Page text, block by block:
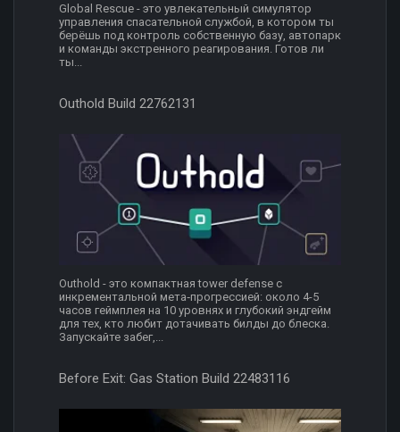
Global Rescue - это увлекательный симулятор
управления спасательной службой, в котором ты
берёшь под контроль собственную базу, автопарк
и команды экстренного реагирования. Готов ли
ты...
Outhold Build 22762131
Outhold - это компактная tower defense с
инкрементальной мета‑прогрессией: около 4-5
часов геймплея на 10 уровнях и глубокий эндгейм
для тех, кто любит дотачивать билды до блеска.
Запускайте забег,...
Before Exit: Gas Station Build 22483116